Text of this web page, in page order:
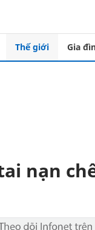
Thế giới Gia
nạn